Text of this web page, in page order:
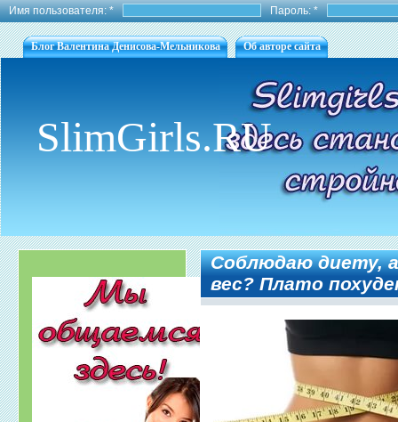
Имя пользователя:* Пароль:*
Блог Валентина Денисова-Мельникова Об авторе сайта
SlimGirls.RU
Соблюдаю диету,
вес? Плато